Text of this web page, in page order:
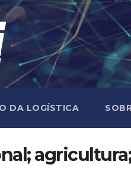
DA LOGÍSTICA